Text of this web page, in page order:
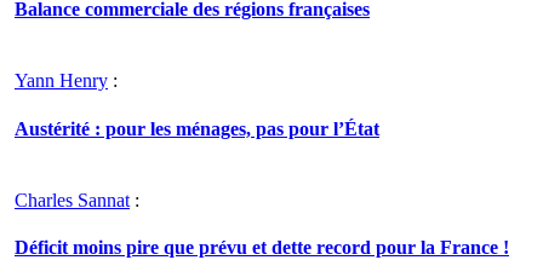
Balance commerciale des régions françaises
Yann Henry :
Austérité : pour les ménages, pas pour l’État
Charles Sannat :
Déficit moins pire que prévu et dette record pour la France !